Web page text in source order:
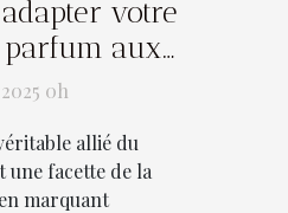
votre
aux
?
0h
allié du
facette de la
marquant